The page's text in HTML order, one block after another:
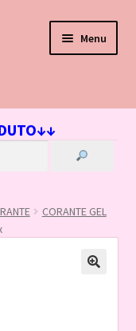
Menu
CORANTE GEL